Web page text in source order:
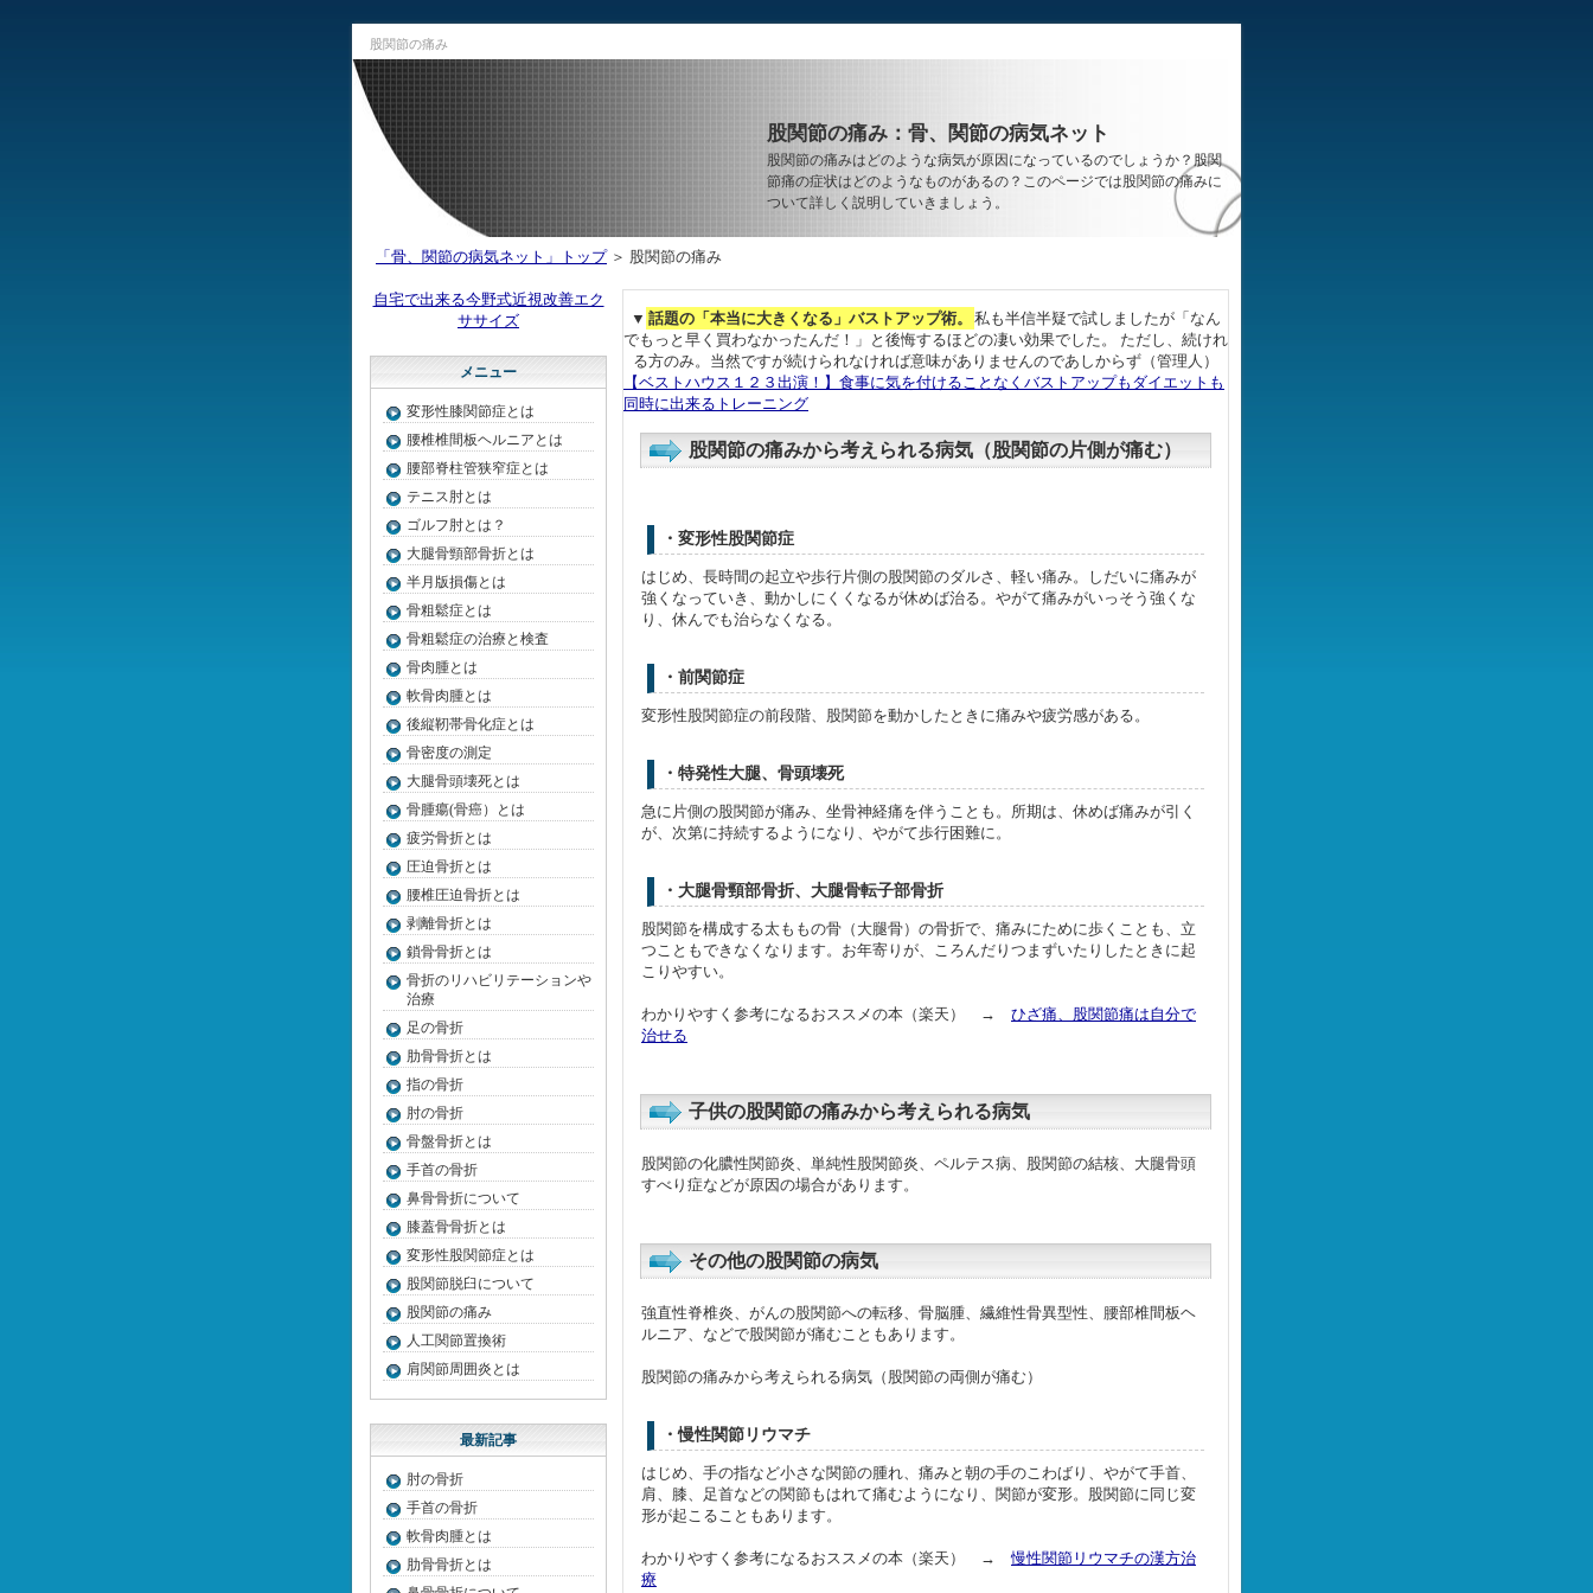
股関節の痛み
股関節の痛み：骨、関節の病気ネット
股関節の痛みはどのような病気が原因になっているのでしょうか？股関
節痛の症状はどのようなものがあるの？このページでは股関節の痛みに
ついて詳しく説明していきましょう。
「骨、関節の病気ネット」トップ＞ 股関節の痛み
▼ 話題の「本当に大きくなる」バストアップ術。
私も半信半疑で試しましたが「なん
でもっと早く買わなかったんだ！」と後悔するほどの凄い効果でした。 ただし、続けれ
る方のみ。当然ですが続けられなければ意味がありませんのであしからず（管理人）
【ベストハウス１２３出演！】食事に気を付けることなくバストアップもダイエットも
同時に出来るトレーニング
股関節の痛みから考えられる病気（股関節の片側が痛む）
・変形性股関節症
はじめ、長時間の起立や歩行片側の股関節のダルさ、軽い痛み。しだいに痛みが
強くなっていき、動かしにくくなるが休めば治る。やがて痛みがいっそう強くな
り、休んでも治らなくなる。
・前関節症
変形性股関節症の前段階、股関節を動かしたときに痛みや疲労感がある。
・特発性大腿、骨頭壊死
急に片側の股関節が痛み、坐骨神経痛を伴うことも。所期は、休めば痛みが引く
が、次第に持続するようになり、やがて歩行困難に。
・大腿骨頸部骨折、大腿骨転子部骨折
股関節を構成する太ももの骨（大腿骨）の骨折で、痛みにために歩くことも、立
つこともできなくなります。お年寄りが、ころんだりつまずいたりしたときに起
こりやすい。
わかりやすく参考になるおススメの本（楽天） → ひざ痛、股関節痛は自分で
治せる
子供の股関節の痛みから考えられる病気
股関節の化膿性関節炎、単純性股関節炎、ペルテス病、股関節の結核、大腿骨頭
すべり症などが原因の場合があります。
その他の股関節の病気
強直性脊椎炎、がんの股関節への転移、骨脳腫、繊維性骨異型性、腰部椎間板ヘ
ルニア、などで股関節が痛むこともあります。
股関節の痛みから考えられる病気（股関節の両側が痛む）
・慢性関節リウマチ
はじめ、手の指など小さな関節の腫れ、痛みと朝の手のこわばり、やがて手首、
肩、膝、足首などの関節もはれて痛むようになり、関節が変形。股関節に同じ変
形が起こることもあります。
わかりやすく参考になるおススメの本（楽天） →慢性関節リウマチの漢方治
療
自宅で出来る今野式近視改善エク
ササイズ
メニュー
変形性膝関節症とは
腰椎椎間板ヘルニアとは
腰部脊柱管狭窄症とは
テニス肘とは
ゴルフ肘とは？
大腿骨頸部骨折とは
半月版損傷とは
骨粗鬆症とは
骨粗鬆症の治療と検査
骨肉腫とは
軟骨肉腫とは
後縦靭帯骨化症とは
骨密度の測定
大腿骨頭壊死とは
骨腫瘍(骨癌）とは
疲労骨折とは
圧迫骨折とは
腰椎圧迫骨折とは
剥離骨折とは
鎖骨骨折とは
骨折のリハビリテーションや
治療
足の骨折
肋骨骨折とは
指の骨折
肘の骨折
骨盤骨折とは
手首の骨折
鼻骨骨折について
膝蓋骨骨折とは
変形性股関節症とは
股関節脱臼について
股関節の痛み
人工関節置換術
肩関節周囲炎とは
最新記事
肘の骨折
手首の骨折
軟骨肉腫とは
肋骨骨折とは